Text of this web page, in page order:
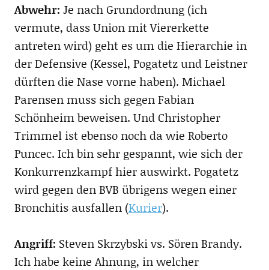
Abwehr: Je nach Grundordnung (ich
vermute, dass Union mit Viererkette
antreten wird) geht es um die Hierarchie in
der Defensive (Kessel, Pogatetz und Leistner
dürften die Nase vorne haben). Michael
Parensen muss sich gegen Fabian
Schönheim beweisen. Und Christopher
Trimmel ist ebenso noch da wie Roberto
Puncec. Ich bin sehr gespannt, wie sich der
Konkurrenzkampf hier auswirkt. Pogatetz
wird gegen den BVB übrigens wegen einer
Bronchitis ausfallen (Kurier).
Angriff: Steven Skrzybski vs. Sören Brandy.
Ich habe keine Ahnung, in welcher